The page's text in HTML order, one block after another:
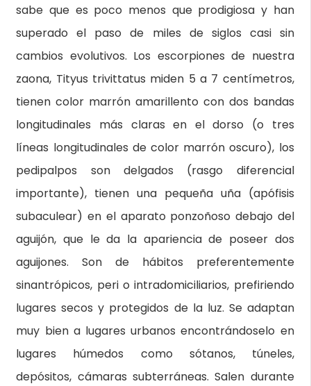
sabe que es poco menos que prodigiosa y han
superado el paso de miles de siglos casi sin
cambios evolutivos. Los escorpiones de nuestra
zaona, Tityus trivittatus miden 5 a 7 centímetros,
tienen color marrón amarillento con dos bandas
longitudinales más claras en el dorso (o tres
líneas longitudinales de color marrón oscuro), los
pedipalpos son delgados (rasgo diferencial
importante), tienen una pequeña uña (apófisis
subaculear) en el aparato ponzoñoso debajo del
aguijón, que le da la apariencia de poseer dos
aguijones. Son de hábitos preferentemente
sinantrópicos, peri o intradomiciliarios, prefiriendo
lugares secos y protegidos de la luz. Se adaptan
muy bien a lugares urbanos encontrándoselo en
lugares húmedos como sótanos, túneles,
depósitos, cámaras subterráneas. Salen durante